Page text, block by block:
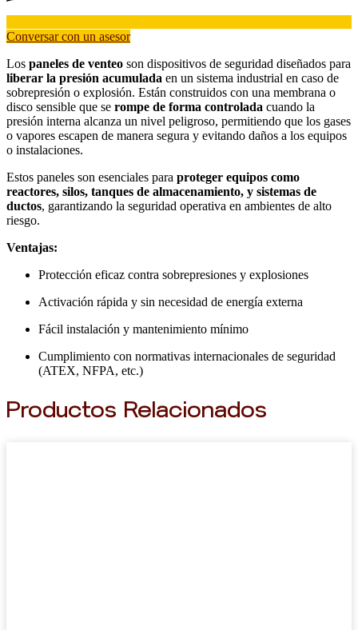
Conversar con un asesor
Los paneles de venteo son dispositivos de seguridad diseñados para
liberar la presión acumulada en un sistema industrial en caso de
sobrepresión o explosión. Están construidos con una membrana o
disco sensible que se rompe de forma controlada cuando la
presión interna alcanza un nivel peligroso, permitiendo que los gases
o vapores escapen de manera segura y evitando daños a los equipos
o instalaciones.
Estos paneles son esenciales para proteger equipos como
reactores, silos, tanques de almacenamiento, y sistemas de
ductos, garantizando la seguridad operativa en ambientes de alto
riesgo.
Ventajas:
Protección eficaz contra sobrepresiones y explosiones
Activación rápida y sin necesidad de energía externa
Fácil instalación y mantenimiento mínimo
Cumplimiento con normativas internacionales de seguridad
(ATEX, NFPA, etc.)
Productos Relacionados